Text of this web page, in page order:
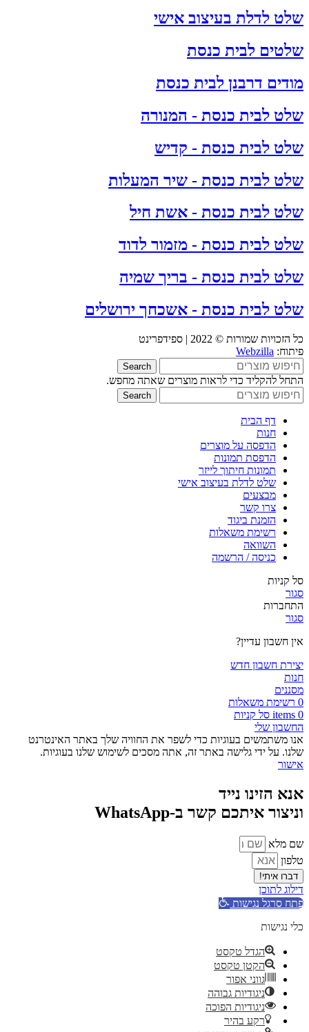
שלט לדלת בעיצוב אישי
שלטים לבית כנסת
מודים דרבנן לבית כנסת
שלט לבית כנסת - המנורה
שלט לבית כנסת - קדיש
שלט לבית כנסת - שיר המעלות
שלט לבית כנסת - אשת חיל
שלט לבית כנסת - מזמור לדוד
שלט לבית כנסת - בריך שמיה
שלט לבית כנסת - אשכחך ירושלים
כל הזכויות שמורות © 2022 | ספידפרינט
פיתוח: Webzilla
Search
התחל להקליד כדי לראות מוצרים שאתה מחפש.
Search
דף הבית
חנות
הדפסה על מוצרים
הדפסת תמונות
תמונות חיתוך לייזר
שלט לדלת בעיצוב אישי
מבצעים
צרו קשר
הזמנת ביגוד
רשימת משאלות
השוואה
כניסה / הרשמה
סל קניות
סגור
התחברות
סגור
אין חשבון עדיין?
יצירת חשבון חדש
חנות
מסננים
0 רשימת משאלות
0
items סל קניות
החשבון שלי
אנו משתמשים בעוגיות כדי לשפר את החוויה שלך באתר האינטרנט
שלנו. על ידי גלישה באתר זה, אתה מסכים לשימוש שלנו בעוגיות.
אישור
אנא הזינו נייד
וניצור איתכם קשר ב-WhatsApp
שם מלא
טלפון
דברו איתי!
דילוג לתוכן
פתח סרגל נגישות
כלי נגישות
הגדל טקסט
הקטן טקסט
גווני אפור
ניגודיות גבוהה
ניגודיות הפוכה
רקע בהיר